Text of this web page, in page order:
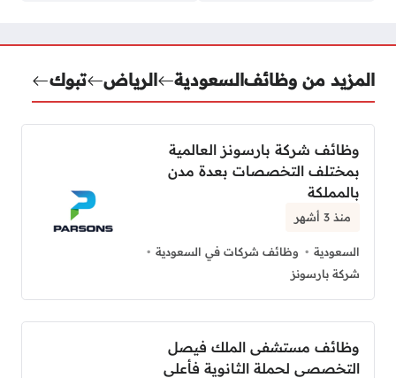
المزيد من وظائفالسعودية الرياض تبوك
وظائف شركة بارسونز العالمية
بمختلف التخصصات بعدة مدن
بالمملكة
منذ 3 أشهر
السعودية
وظائف شركات في السعودية
شركة بارسونز
وظائف مستشفى الملك فيصل
التخصصي لحملة الثانوية فأعلى